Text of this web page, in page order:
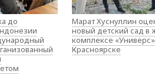
до
Марат Хуснуллин
новый детский сад в
комплексе
Красноярске